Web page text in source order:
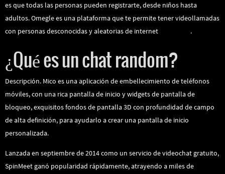
es que todas las personas pueden registrarte, desde niños hasta
adultos. Omegle es una plataforma que te permite tener videollamadas
con personas desconocidas y aleatorias de internet
.
¿Qué es un chat random?
Descripción. Mico es una aplicación de embellecimiento de teléfonos
móviles, con una rica pantalla de inicio y widgets de pantalla de
bloqueo, exquisitos fondos de pantalla 3D con profundidad de campo
de alta definición, para ayudarlo a crear una pantalla de inicio
personalizada.
Lanzada en septiembre de 2014 como un servicio de videochat gratuito,
SpinMeet ganó popularidad rápidamente, atrayendo a miles de